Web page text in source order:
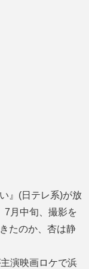
』(日テレ系)が放
7月中旬、撮影を
たのか、杏は静
演映画ロケで浜